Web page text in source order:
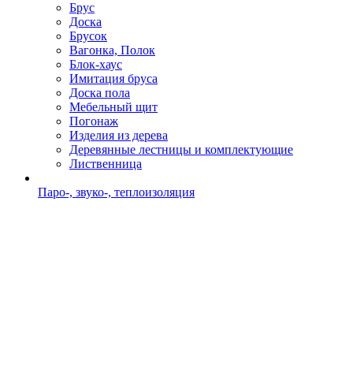
Брус
Доска
Брусок
Вагонка, Полок
Блок-хаус
Имитация бруса
Доска пола
Мебельный щит
Погонаж
Изделия из дерева
Деревянные лестницы и комплектующие
Лиственница
Паро-, звуко-, теплоизоляция